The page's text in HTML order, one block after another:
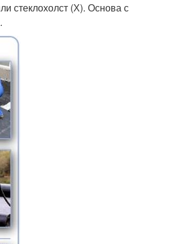
стеклохолст (Х). Основа с